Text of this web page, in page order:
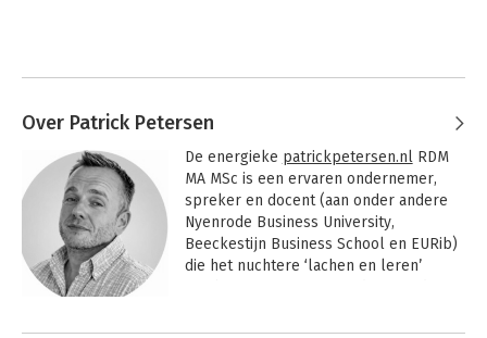
Over Patrick Petersen
De energieke patrickpetersen.nl RDM
MA MSc is een ervaren ondernemer,
spreker en docent (aan onder andere
Nyenrode Business University,
Beeckestijn Business School en EURib)
die het nuchtere ‘lachen en leren’
strateeg, internationaal spreker, docent